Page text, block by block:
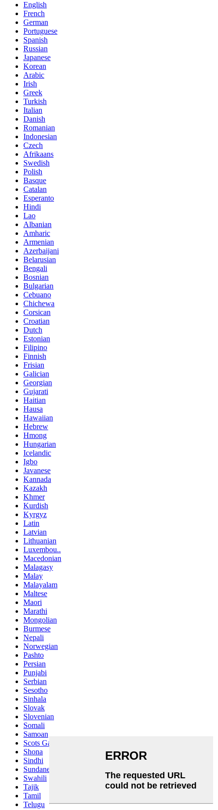
English
French
German
Portuguese
Spanish
Russian
Japanese
Korean
Arabic
Irish
Greek
Turkish
Italian
Danish
Romanian
Indonesian
Czech
Afrikaans
Swedish
Polish
Basque
Catalan
Esperanto
Hindi
Lao
Albanian
Amharic
Armenian
Azerbaijani
Belarusian
Bengali
Bosnian
Bulgarian
Cebuano
Chichewa
Corsican
Croatian
Dutch
Estonian
Filipino
Finnish
Frisian
Galician
Georgian
Gujarati
Haitian
Hausa
Hawaiian
Hebrew
Hmong
Hungarian
Icelandic
Igbo
Javanese
Kannada
Kazakh
Khmer
Kurdish
Kyrgyz
Latin
Latvian
Lithuanian
Luxembou..
Macedonian
Malagasy
Malay
Malayalam
Maltese
Maori
Marathi
Mongolian
Burmese
Nepali
Norwegian
Pashto
Persian
Punjabi
Serbian
Sesotho
Sinhala
Slovak
Slovenian
Somali
Samoan
Scots Gaelic
Shona
Sindhi
Sundanese
Swahili
Tajik
Tamil
Telugu